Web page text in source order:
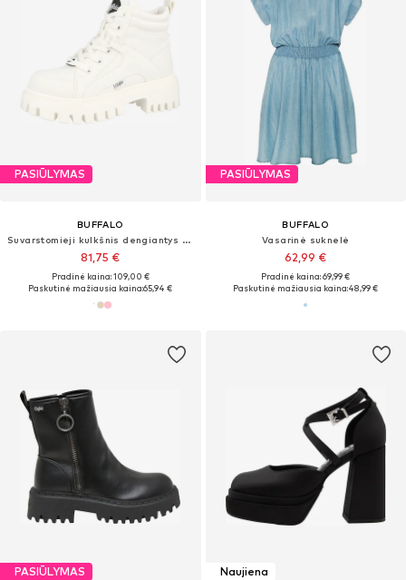
PASIŪLYMAS
BUFFALO
Suvarstomieji kulkšnis dengiantys batai 'ZANOS'
81,75 €
Pradinė kaina: 109,00 €
Paskutinė mažiausia kaina:65,94 €
PASIŪLYMAS
BUFFALO
Vasarinė suknelė
62,99 €
Pradinė kaina: 69,99 €
Paskutinė mažiausia kaina:48,99 €
PASIŪLYMAS Naujiena